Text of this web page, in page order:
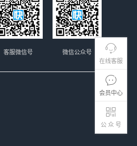
在线客服
会员中心
公 众 号
微信公众号
客服微信号